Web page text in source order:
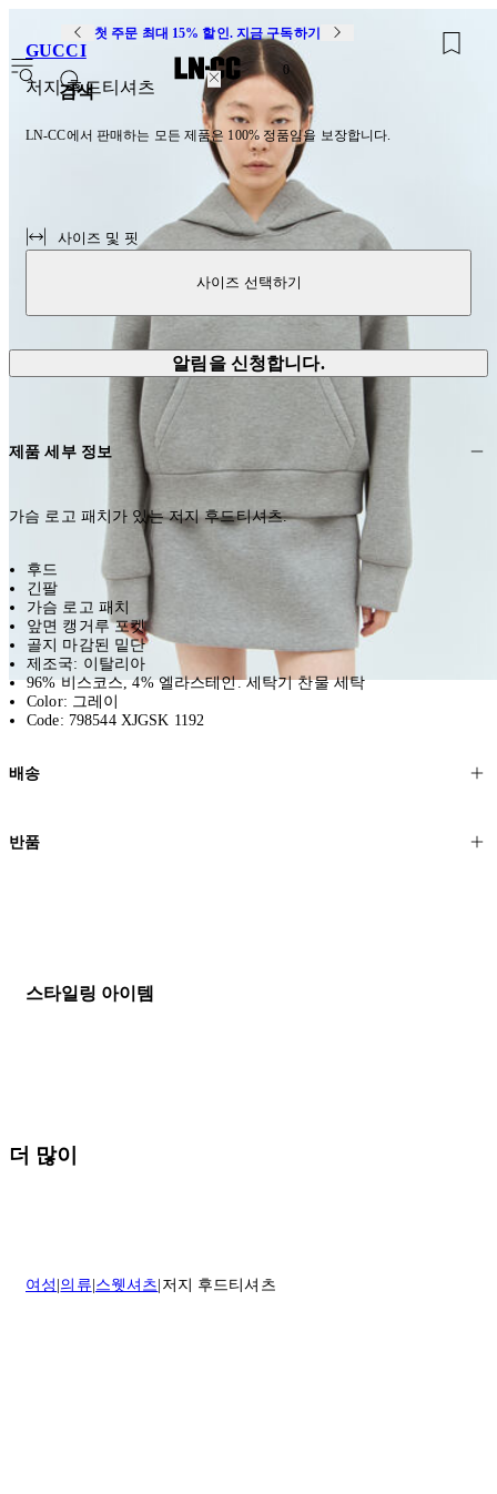
첫 주문 최대 15% 할인. 지금 구독하기
검색
0
GUCCI
저지 후드티셔츠
LN-CC에서 판매하는 모든 제품은 100% 정품임을 보장합니다.
사이즈 및 핏
사이즈 선택하기
알림을 신청합니다.
제품 세부 정보
가슴 로고 패치가 있는 저지 후드티셔츠.
후드
긴팔
가슴 로고 패치
앞면 캥거루 포켓
골지 마감된 밑단
제조국: 이탈리아
96% 비스코스, 4% 엘라스테인. 세탁기 찬물 세탁
Color: 그레이
Code: 798544 XJGSK 1192
배송
고객님의 위치에 따라 일반 배송과 익스프레스 배송을 제공합니다.
세일 기간에는 배송이 다소 지연될 수 있습니다. 궁금하신 점이 있거
나 도움이 필요하신 경우 고객센터로 문의해 주세요.
반품
스타일링 아이템
더 많이
여성 의류 스웻셔츠 저지 후드티셔츠